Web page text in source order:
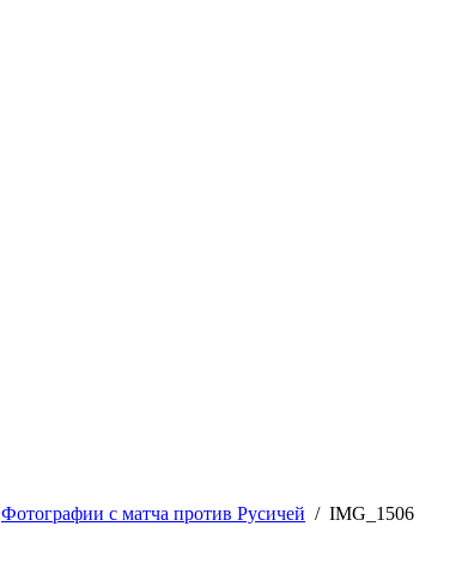
Фотографии с матча против Русичей IMG_1506